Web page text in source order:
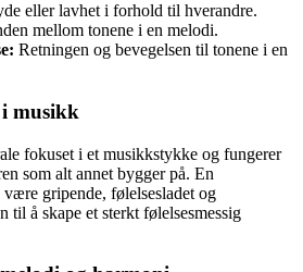
eller lavhet i forhold til hverandre.
mellom tonene i en melodi.
Retningen og bevegelsen til tonene i en
musikk
fokuset i et musikkstykke og fungerer
som alt annet bygger på. En
gripende, følelsesladet og
til å skape et sterkt følelsesmessig